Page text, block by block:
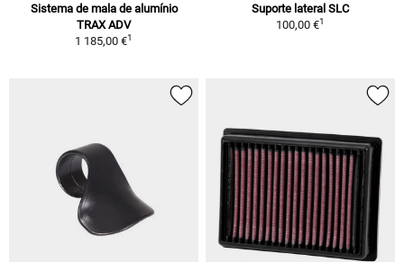
Sistema de mala de alumínio
TRAX ADV
1 185,00 €1
Suporte lateral SLC
100,00 €1